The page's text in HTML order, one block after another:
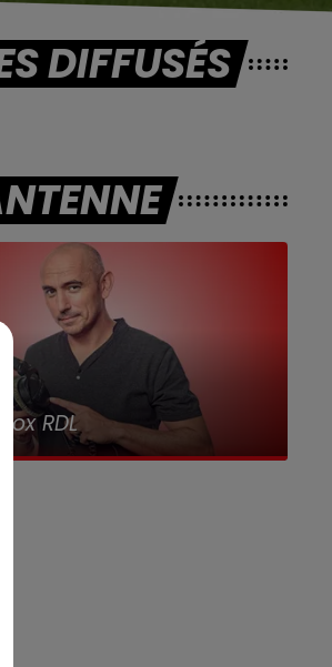
13h00 - 16h00
MIDI QUI CHANTENT
DIFFUSÉS
RDL